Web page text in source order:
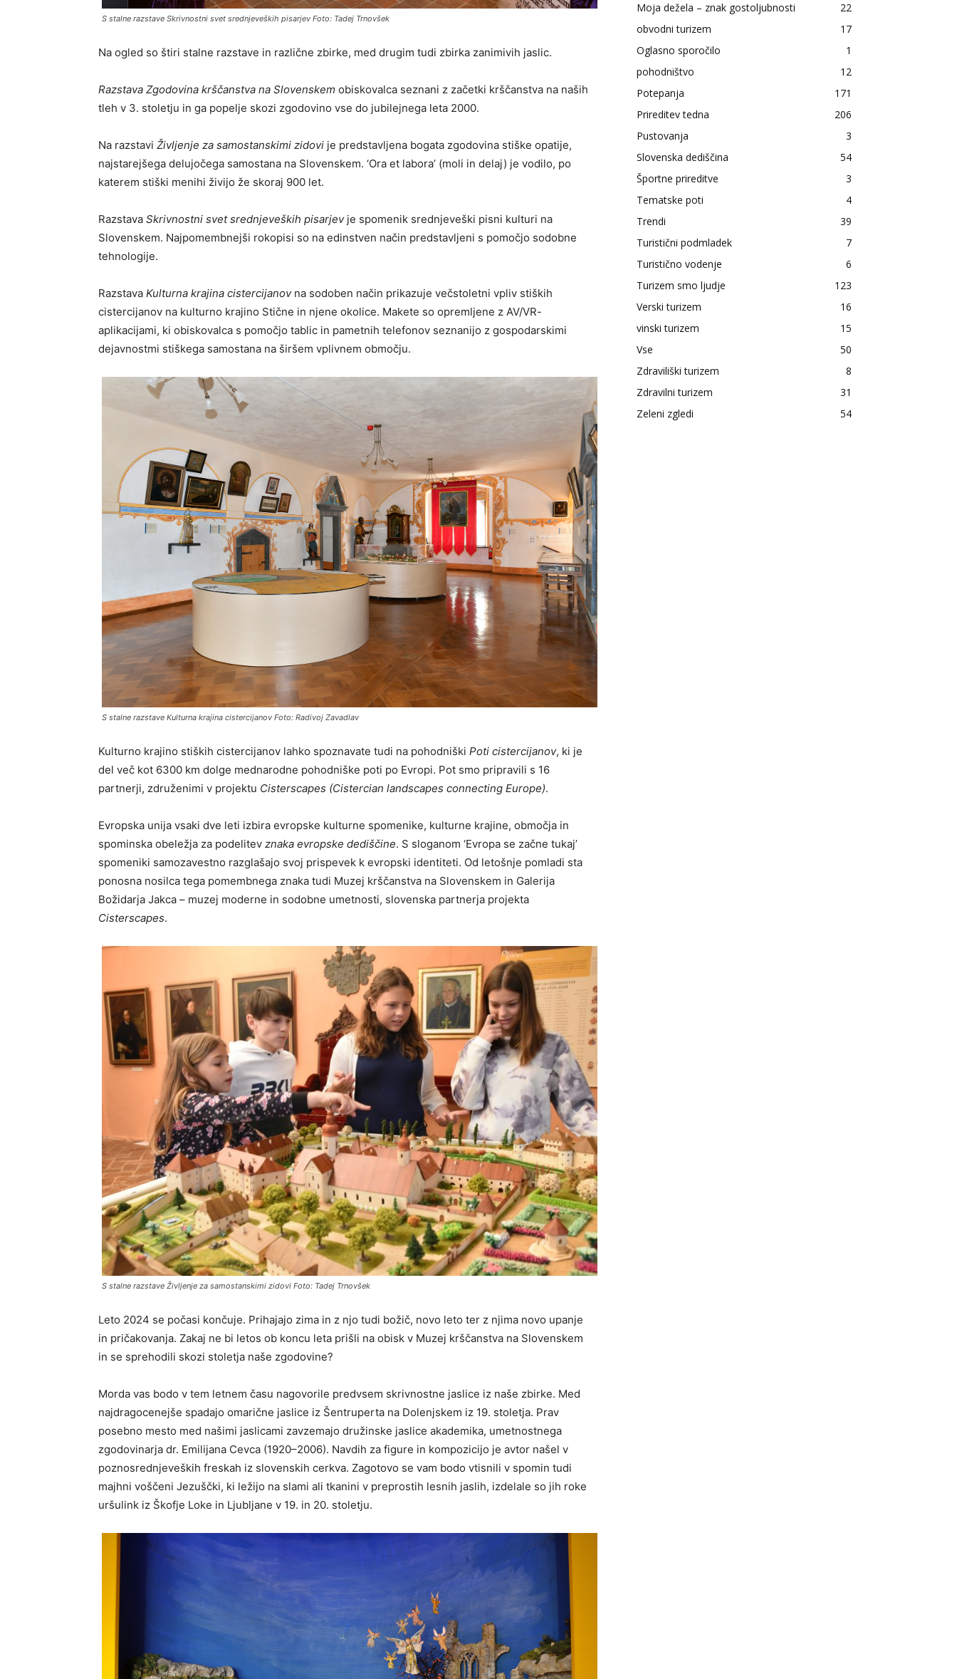
S stalne razstave Skrivnostni svet srednjeveških pisarjev Foto: Tadej Trnovšek
Na ogled so štiri stalne razstave in različne zbirke, med drugim tudi zbirka zanimivih jaslic.
Razstava Zgodovina krščanstva na Slovenskem obiskovalca seznani z začetki krščanstva na naših
tleh v 3. stoletju in ga popelje skozi zgodovino vse do jubilejnega leta 2000.
Na razstavi Življenje za samostanskimi zidovi je predstavljena bogata zgodovina stiške opatije,
najstarejšega delujočega samostana na Slovenskem. ‘Ora et labora’ (moli in delaj) je vodilo, po
katerem stiški menihi živijo že skoraj 900 let.
Razstava Skrivnostni svet srednjeveških pisarjevje spomenik srednjeveški pisni kulturi na
Slovenskem. Najpomembnejši rokopisi so na edinstven način predstavljeni s pomočjo sodobne
tehnologije.
Razstava Kulturna krajina cistercijanovna sodoben način prikazuje večstoletni vpliv stiških
cistercijanov na kulturno krajino Stične in njene okolice. Makete so opremljene z AV/VR-
aplikacijami, ki obiskovalca s pomočjo tablic in pametnih telefonov seznanijo z gospodarskimi
dejavnostmi stiškega samostana na širšem vplivnem območju.
S stalne razstave Kulturna krajina cistercijanov Foto: Radivoj Zavadlav
Kulturno krajino stiških cistercijanov lahko spoznavate tudi na pohodniški Poti cistercijanov, ki je
del več kot 6300 km dolge mednarodne pohodniške poti po Evropi. Pot smo pripravili s 16
partnerji, združenimi v projektu Cisterscapes (Cistercian landscapes connecting Europe).
Evropska unija vsaki dve leti izbira evropske kulturne spomenike, kulturne krajine, območja in
spominska obeležja za podelitev znaka evropske dediščine. S sloganom ‘Evropa se začne tukaj’
spomeniki samozavestno razglašajo svoj prispevek k evropski identiteti. Od letošnje pomladi sta
ponosna nosilca tega pomembnega znaka tudi Muzej krščanstva na Slovenskem in Galerija
Božidarja Jakca – muzej moderne in sodobne umetnosti, slovenska partnerja projekta
Cisterscapes.
S stalne razstave Življenje za samostanskimi zidovi Foto: Tadej Trnovšek
Leto 2024 se počasi končuje. Prihajajo zima in z njo tudi božič, novo leto ter z njima novo upanje
in pričakovanja. Zakaj ne bi letos ob koncu leta prišli na obisk v Muzej krščanstva na Slovenskem
in se sprehodili skozi stoletja naše zgodovine?
Morda vas bodo v tem letnem času nagovorile predvsem skrivnostne jaslice iz naše zbirke. Med
najdragocenejše spadajo omarične jaslice iz Šentruperta na Dolenjskem iz 19. stoletja. Prav
posebno mesto med našimi jaslicami zavzemajo družinske jaslice akademika, umetnostnega
zgodovinarja dr. Emilijana Cevca (1920–2006). Navdih za figure in kompozicijo je avtor našel v
poznosrednjeveških freskah iz slovenskih cerkva. Zagotovo se vam bodo vtisnili v spomin tudi
majhni voščeni Jezuščki, ki ležijo na slami ali tkanini v preprostih lesnih jaslih, izdelale so jih roke
uršulink iz Škofje Loke in Ljubljane v 19. in 20. stoletju.
Moja dežela – znak gostoljubnosti
22
obvodni turizem
17
Oglasno sporočilo
1
pohodništvo
12
Potepanja
171
Prireditev tedna
206
Pustovanja
3
Slovenska dediščina
54
Športne prireditve
3
Tematske poti
4
Trendi
39
Turistični podmladek
7
Turistično vodenje
6
Turizem smo ljudje
123
Verski turizem
16
vinski turizem
15
Vse
50
Zdraviliški turizem
8
Zdravilni turizem
31
Zeleni zgledi
54